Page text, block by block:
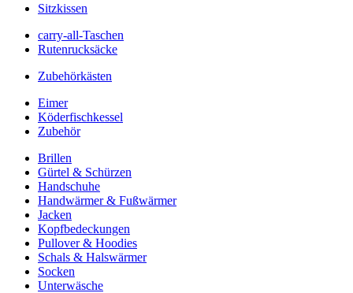
Sitzkissen
carry-all-Taschen
Rutenrucksäcke
Zubehörkästen
Eimer
Köderfischkessel
Zubehör
Brillen
Gürtel & Schürzen
Handschuhe
Handwärmer & Fußwärmer
Jacken
Kopfbedeckungen
Pullover & Hoodies
Schals & Halswärmer
Socken
Unterwäsche